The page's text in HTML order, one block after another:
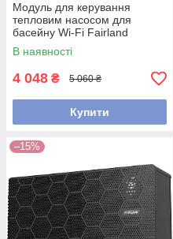
Модуль для керування
тепловим насосом для
басейну Wi-Fi Fairland
В наявності
4 048 ₴ 5 060 ₴
Купити
–15%